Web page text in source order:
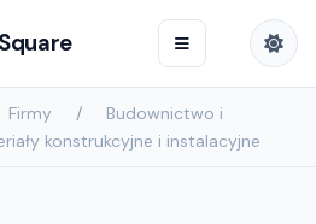
Firmy
Budownictwo i
konstrukcyjne i instalacyjne